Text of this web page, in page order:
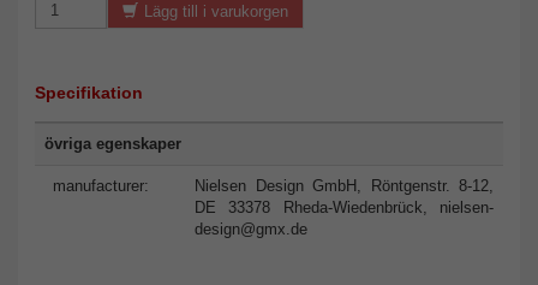
Lägg till i varukorgen
Specifikation
övriga egenskaper
manufacturer:
Nielsen Design GmbH, Röntgenstr. 8-12,
DE 33378 Rheda-Wiedenbrück, nielsen-
design@gmx.de